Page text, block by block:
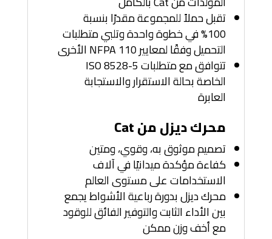
تقبل حملاً للمجموعة مقدرًا بنسبة
100% في خطوة واحدة وتلبي متطلبات
التحميل وفقًا لمعايير NFPA 110 الأخرى
تتوافق مع متطلبات ISO 8528-5
الخاصة بحالة الاستقرار والاستجابة
العابرة
محرك ديزل من Cat
تصميم موثوق به، وقوي، ومتين
كفاءة مؤكدة ميدانيًا في آلاف
الاستخدامات على مستوى العالم
محرك ديزل بدورة رباعية الأشواط يجمع
بين الأداء الثابت والتوفير الفائق للوقود
مع أخف وزن ممكن